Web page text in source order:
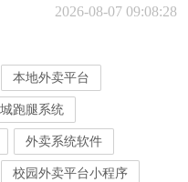
2026-08-07 09:08:28
本地外卖平台
跑腿系统
外卖系统软件
校园外卖平台小程序